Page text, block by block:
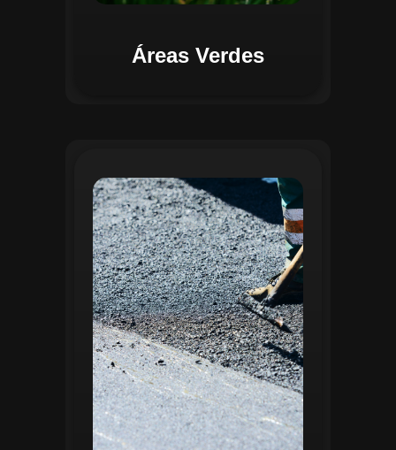
Áreas Verdes
Na Gestão de Pavimentação, o Regente
oferece ferramentas para mapear, avaliar
e monitorar a infraestrutura viária. O
sistema permite registrar condições dos
pavimentos, identificar áreas críticas e
planejar ações de manutenção preventiva
e corretiva. Com o auxílio do
geoprocessamento, é possível gerar
mapas detalhados que facilitam a
priorização de intervenções, otimizando
recursos e assegurando maior
durabilidade das vias. Relatórios
personalizáveis garantem transparência e
suporte na tomada de decisões
estratégicas.